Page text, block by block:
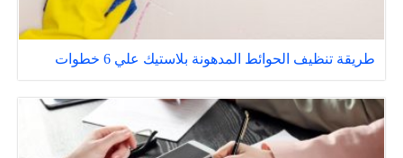
طريقة تنظيف الحوائط المدهونة بلاستيك علي 6 خطوات